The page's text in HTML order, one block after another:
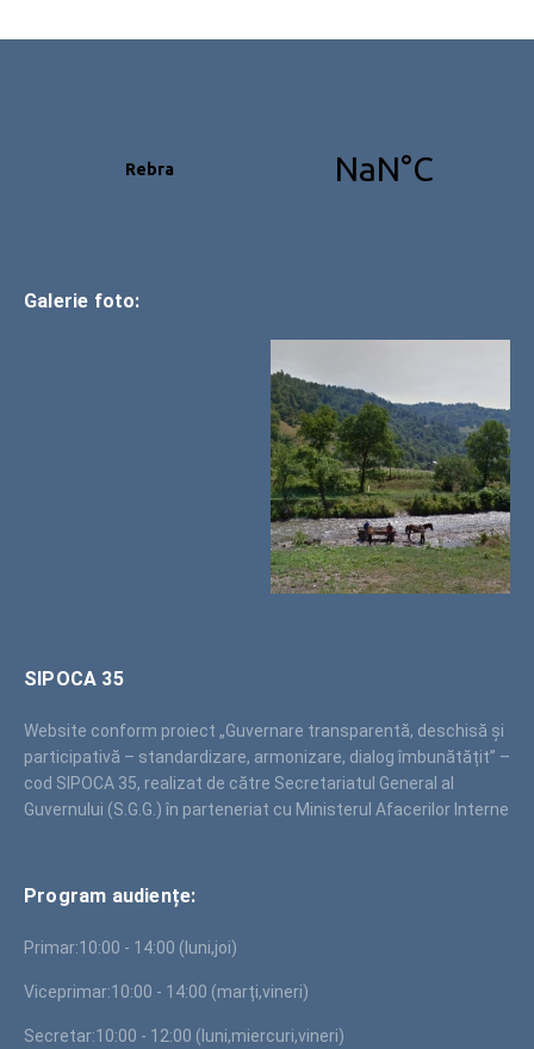
Galerie foto:
SIPOCA 35
Website conform proiect „Guvernare transparentă, deschisă și
participativă – standardizare, armonizare, dialog îmbunătățit” –
cod SIPOCA 35, realizat de către Secretariatul General al
Guvernului (S.G.G.) în parteneriat cu Ministerul Afacerilor Interne
Program audiențe:
Primar:10:00 - 14:00 (luni,joi)
Viceprimar:10:00 - 14:00 (marți,vineri)
Secretar:10:00 - 12:00 (luni,miercuri,vineri)